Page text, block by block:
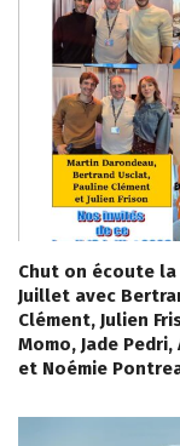
Chut on écoute
Juillet avec
Clément, Julien
Momo, Jade
et Noémie